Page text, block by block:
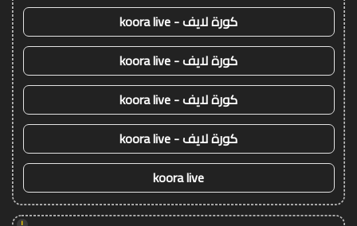
كورة لايف - koora live
كورة لايف - koora live
كورة لايف - koora live
كورة لايف - koora live
koora live